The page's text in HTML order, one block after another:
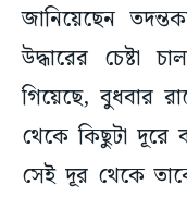
জানিয়েছেন
উদ্ধারের চেষ্টা
গিয়েছে, বুধবার
থেকে কিছুটা দূরে
সেই দূর থেকে